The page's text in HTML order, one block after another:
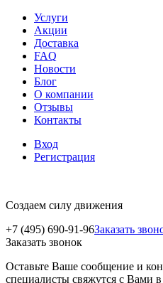
Услуги
Акции
Доставка
FAQ
Новости
Блог
О компании
Отзывы
Контакты
Вход
Регистрация
Создаем силу движения
+7 (495) 690-91-96Заказать
Заказать звонок
Оставьте Ваше сообщение и
специалисты свяжутся с Вами